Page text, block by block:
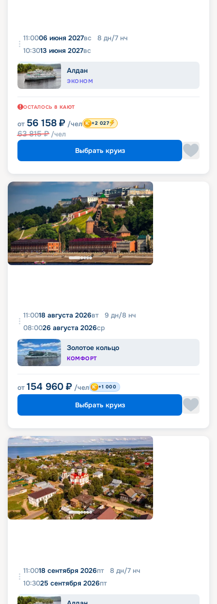
11:0006 июня 2027вс 8 дн/7 нч
10:3013 июня 2027вс
Алдан
ЭКОНОМ
ОСТАЛОСЬ 8 КАЮТ
от 56 158 ₽ /чел
63 815₽ /чел
+2 027
Выбрать круиз
11:0018 августа 2026вт 9 дн/8 нч
08:0026 августа 2026ср
Золотое кольцо
КОМФОРТ
от 154 960 ₽ /чел +1 000
Выбрать круиз
11:0018 сентября 2026пт 8 дн/7 нч
10:3025 сентября 2026пт